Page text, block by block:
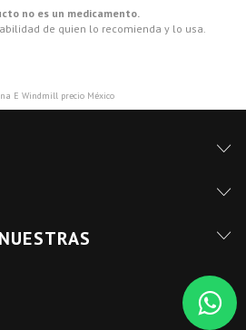
no es un medicamento.
de quien lo recomienda y lo usa.
E Windmill precio México